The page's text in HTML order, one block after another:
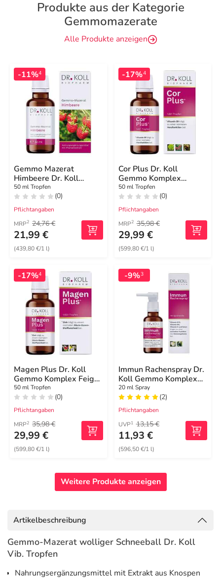
Produkte aus der Kategorie
Gemmomazerate
Alle Produkte anzeigen
-11%4
Gemmo Mazerat
Himbeere Dr. Koll
Rubus idaeus Tropf.
50 ml Tropfen
(0)
Pflichtangaben
MRP2 24,76 €
21,99 €
(439,80 €/1 l)
-17%4
Cor Plus Dr. Koll
Gemmo Komplex
Weißdorn Vit.B1 Tro
50 ml Tropfen
(0)
Pflichtangaben
MRP2 35,98 €
29,99 €
(599,80 €/1 l)
-17%4
Magen Plus Dr. Koll
Gemmo Komplex Feige
Linde Zink
50 ml Tropfen
(0)
Pflichtangaben
MRP2 35,98 €
29,99 €
(599,80 €/1 l)
-9%3
Immun Rachenspray Dr.
Koll Gemmo Komplex
Vit.B6 B12
20 ml Spray
(2)
Pflichtangaben
UVP1 13,15 €
11,93 €
(596,50 €/1 l)
Weitere Produkte anzeigen
Artikelbeschreibung
Gemmo-Mazerat wolliger Schneeball Dr. Koll
Vib. Tropfen
Nahrungsergänzungsmittel mit Extrakt aus Knospen